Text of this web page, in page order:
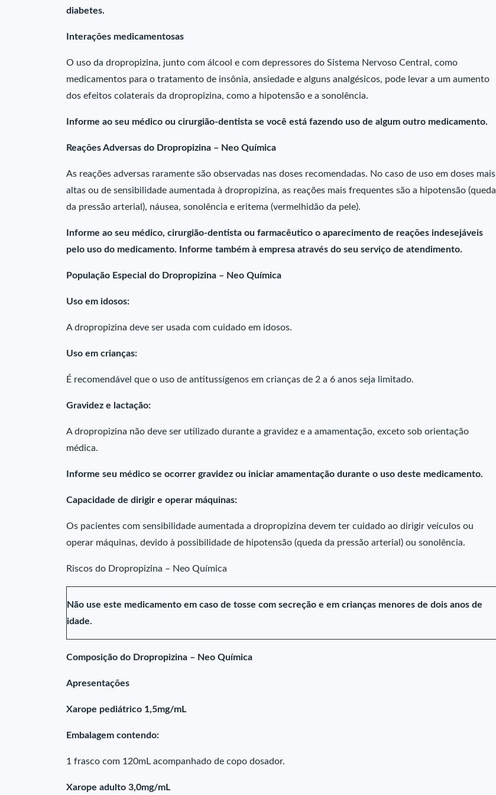
diabetes.
Interações medicamentosas
O uso da dropropizina, junto com álcool e com depressores do Sistema Nervoso Central, como
medicamentos para o tratamento de insônia, ansiedade e alguns analgésicos, pode levar a um aumento
dos efeitos colaterais da dropropizina, como a hipotensão e a sonolência.
Informe ao seu médico ou cirurgião-dentista se você está fazendo uso de algum outro medicamento.
Reações Adversas do Dropropizina – Neo Química
As reações adversas raramente são observadas nas doses recomendadas. No caso de uso em doses mais
altas ou de sensibilidade aumentada à dropropizina, as reações mais frequentes são a hipotensão (queda
da pressão arterial), náusea, sonolência e eritema (vermelhidão da pele).
Informe ao seu médico, cirurgião-dentista ou farmacêutico o aparecimento de reações indesejáveis
pelo uso do medicamento. Informe também à empresa através do seu serviço de atendimento.
População Especial do Dropropizina – Neo Química
Uso em idosos:
A dropropizina deve ser usada com cuidado em idosos.
Uso em crianças:
É recomendável que o uso de antitussígenos em crianças de 2 a 6 anos seja limitado.
Gravidez e lactação:
A dropropizina não deve ser utilizado durante a gravidez e a amamentação, exceto sob orientação
médica.
Informe seu médico se ocorrer gravidez ou iniciar amamentação durante o uso deste medicamento.
Capacidade de dirigir e operar máquinas:
Os pacientes com sensibilidade aumentada a dropropizina devem ter cuidado ao dirigir veículos ou
operar máquinas, devido à possibilidade de hipotensão (queda da pressão arterial) ou sonolência.
Riscos do Dropropizina – Neo Química
Não use este medicamento em caso de tosse com secreção e em crianças menores de dois anos de
idade.
Composição do Dropropizina – Neo Química
Apresentações
Xarope pediátrico 1,5mg/mL
Embalagem contendo:
1 frasco com 120mL acompanhado de copo dosador.
Xarope adulto 3,0mg/mL